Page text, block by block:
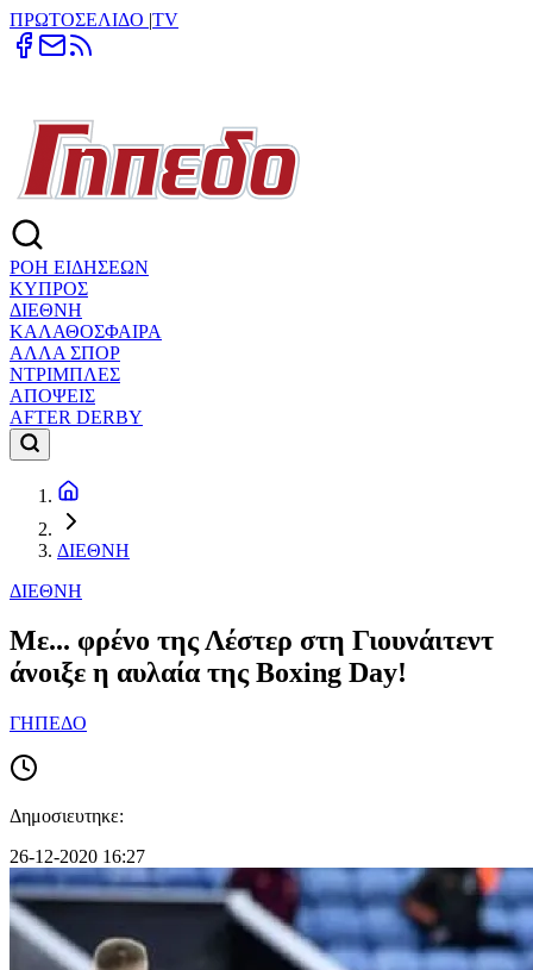
ΠΡΩΤΟΣΕΛΙΔΟ |TV
ΡΟΗ ΕΙΔΗΣΕΩΝ
ΚΥΠΡΟΣ
ΔΙΕΘΝΗ
ΚΑΛΑΘΟΣΦΑΙΡΑ
ΑΛΛΑ ΣΠΟΡ
ΝΤΡΙΜΠΛΕΣ
ΑΠΟΨΕΙΣ
AFTER DERBY
ΔΙΕΘΝΗ
ΔΙΕΘΝΗ
Mε... φρένο της Λέστερ στη Γιουνάιτεντ
άνοιξε η αυλαία της Boxing Day!
ΓΗΠΕΔΟ
Δημοσιευτηκε:
26-12-2020 16:27